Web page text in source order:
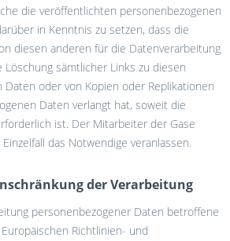
die veröffentlichten personenbezogenen
in Kenntnis zu setzen, dass die
diesen anderen für die Datenverarbeitung
sämtlicher Links zu diesen
Daten oder von Kopien oder Replikationen
Daten verlangt hat, soweit die
ist. Der Mitarbeiter der Gase
das Notwendige veranlassen.
der Verarbeitung
personenbezogener Daten betroffene
Richtlinien- und